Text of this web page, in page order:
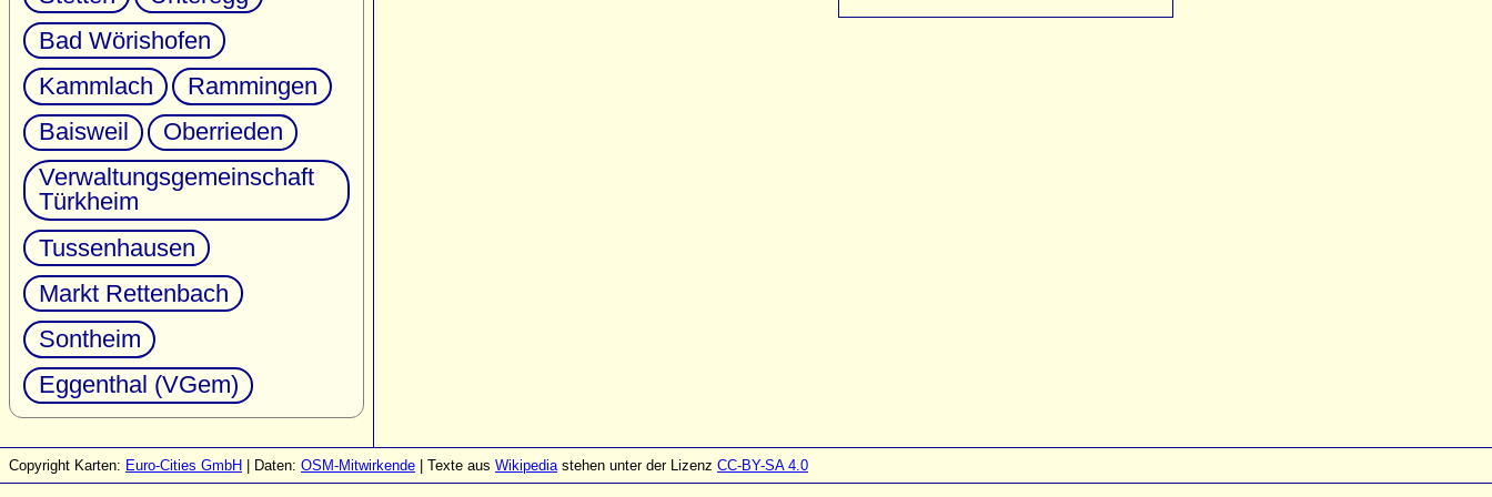
Bad Wörishofen
Kammlach
Rammingen
Baisweil
Oberrieden
Verwaltungsgemeinschaft
Türkheim
Tussenhausen
Markt Rettenbach
Sontheim
Eggenthal (VGem)
Copyright Karten: Euro-Cities GmbH | Daten: OSM-Mitwirkende | Texte aus Wikipediastehen unter der Lizenz CC-BY-SA 4.0